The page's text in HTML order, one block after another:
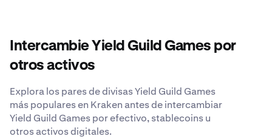
Intercambie Yield Guild Games por
otros activos
Explora los pares de divisas Yield Guild Games
más populares en Kraken antes de intercambiar
Yield Guild Games por efectivo, stablecoins u
otros activos digitales.